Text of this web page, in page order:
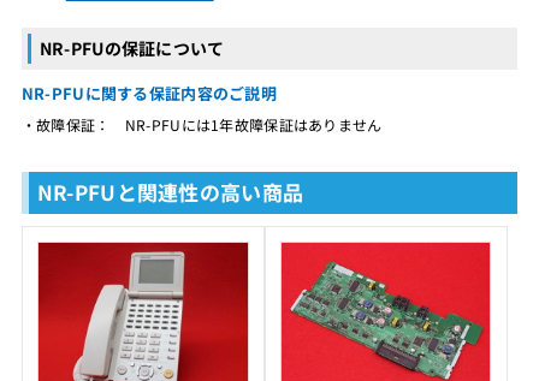
NR-PFUの保証について
NR-PFUに関する保証内容のご説明
・故障保証： NR-PFUには1年故障保証はありません
NR-PFUと関連性の高い商品